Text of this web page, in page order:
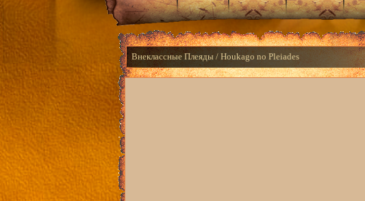
Внеклассные Плеяды / Houkago no Pleiades